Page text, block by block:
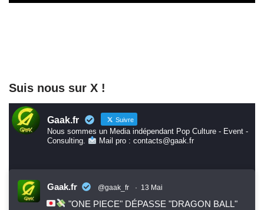
Suis nous sur X !
Gaak.fr Suivre
Nous sommes un Media indépendant Pop Culture - Event -
Consulting.
Mail pro : contacts@gaak.fr
Gaak.fr @gaak_fr · 13 Mai
"ONE PIECE" DÉPASSE "DRAGON BALL"